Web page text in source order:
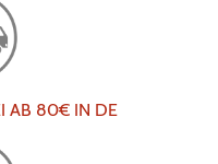
AB 80€ IN DE